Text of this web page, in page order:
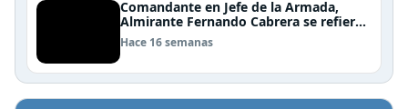
Comandante en Jefe de la Armada,
Almirante Fernando Cabrera se refiere
al trabajo que realiza la Armada en
Rapa Nui
Hace 16 semanas